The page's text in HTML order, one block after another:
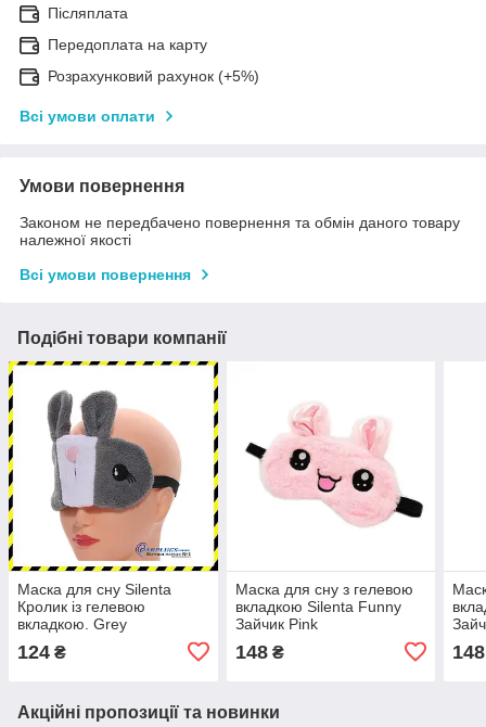
Післяплата
Передоплата на карту
Розрахунковий рахунок (+5%)
Всі умови оплати
Умови повернення
Законом не передбачено повернення та обмін даного товару
належної якості
Всі умови повернення
Подібні товари компанії
Маска для сну Silenta
Кролик із гелевою
вкладкою. Grey
124 ₴
Маска для сну з гелевою
вкладкою Silenta Funny
Зайчик Pink
148₴ 148
Акційні пропозиції та новинки